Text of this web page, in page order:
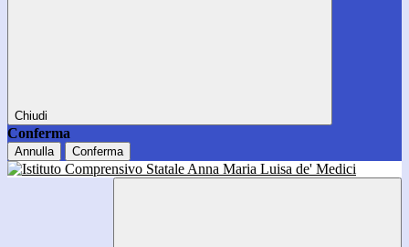
Chiudi
Conferma
Annulla Conferma